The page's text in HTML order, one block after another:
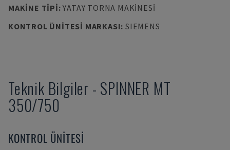
MAKINE TIPI:YATAY TORNA MAKINESI
KONTROL ÜNITESI MARKASI: SIEMENS
Teknik Bilgiler - SPINNER MT
350/750
KONTROL ÜNITESI